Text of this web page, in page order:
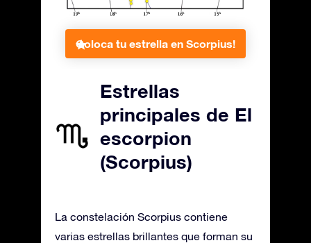
Coloca tu estrella en Scorpius!
Estrellas
principales de El
escorpion
(Scorpius)
La constelación Scorpius contiene
varias estrellas brillantes que forman su